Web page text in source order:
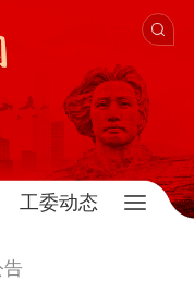
工委动态
告